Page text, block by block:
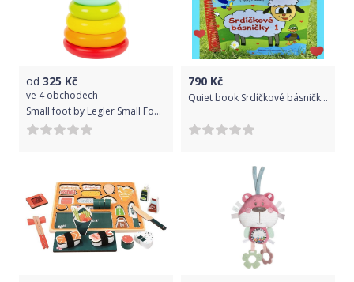
od 325 Kč
ve 4 obchodech
Small foot by Legler Small Foot Skládací věž duha
790 Kč
Quiet book Srdíčkové básničky 1